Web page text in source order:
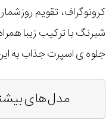
کرونوگراف، تقویم
شبرنگ با ترکیب زیبا
جلوه ی اسپرت جذاب به
مدل های